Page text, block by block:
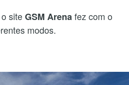
siteGSM Arenafez com o
modos.